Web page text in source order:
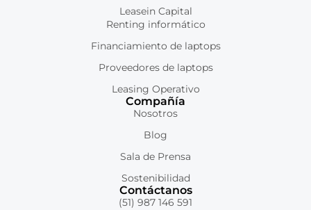
Leasein Capital
Renting informático
Financiamiento de laptops
Proveedores de laptops
Leasing Operativo
Compañía
Nosotros
Blog
Sala de Prensa
Sostenibilidad
Contáctanos
(51) 987 146 591